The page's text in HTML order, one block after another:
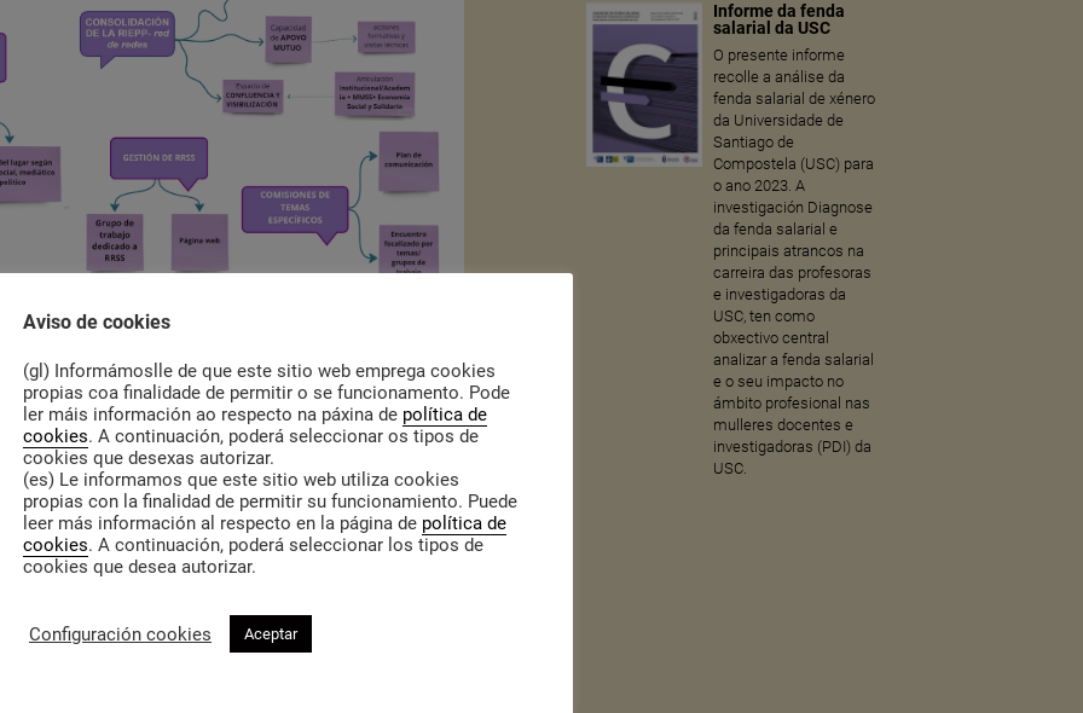
nas Xornadas
de participación,
– acción e
comunitario
e o grupo de investigación Parte Hartuz organiza, entre o 26 e
Informe da fenda
salarial da USC
O presente informe
recolle a análise da
fenda salarial de xénero
da Universidade de
Santiago de
Compostela (USC) para
o ano 2023. A
investigación Diagnose
da fenda salarial e
principais atrancos na
carreira das profesoras
e investigadoras da
USC, ten como
obxectivo central
analizar a fenda salarial
e o seu impacto no
ámbito profesional nas
mulleres docentes e
investigadoras (PDI) da
USC.
Aviso de cookies
(gl) Informámoslle de que este sitio web emprega cookies
propias coa finalidade de permitir o se funcionamento. Pode
ler máis información ao respecto na páxina de política de
cookies. A continuación, poderá seleccionar os tipos de
cookies que desexas autorizar.
(es) Le informamos que este sitio web utiliza cookies
propias con la finalidad de permitir su funcionamiento. Puede
leer más información al respecto en la página de política de
cookies. A continuación, poderá seleccionar los tipos de
cookies que desea autorizar.
Configuración cookies Aceptar